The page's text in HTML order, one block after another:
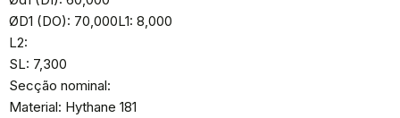
ØD1 (DO): 70,000L1: 8,000
L2:
SL: 7,300
Secção nominal:
Material: Hythane 181